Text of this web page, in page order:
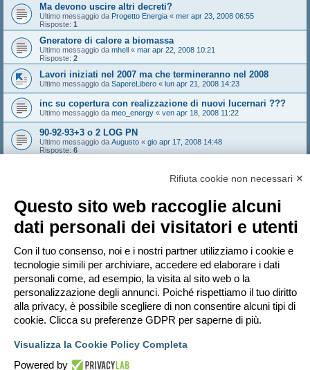
Ma devono uscire altri decreti?
Ultimo messaggio da Progetto Energia « mer apr 23, 2008 06:55
Risposte: 1
Gneratore di calore a biomassa
Ultimo messaggio da mhell « mar apr 22, 2008 10:21
Risposte: 2
Lavori iniziati nel 2007 ma che termineranno nel 2008
Ultimo messaggio da SapereLibero « lun apr 21, 2008 14:23
inc su copertura con realizzazione di nuovi lucernari ???
Ultimo messaggio da meo_energy « ven apr 18, 2008 11:22
90-92-93+3 o 2 LOG PN
Ultimo messaggio da Augusto « gio apr 17, 2008 14:48
Risposte: 6
mar apr 15, 2008 21:41
Bloccato
546 argomenti Pagina 1di11
1 2 3 4 5 … 11 Prossimo
Vai a
PERMESSI FORUM
Non puoiaprire nuovi argomenti
Non puoirispondere negli argomenti
Non puoi
modificare i tuoi messaggi
Non puoicancellare i tuoi messaggi
Rifiuta cookie non necessari ✕
Questo sito web raccoglie alcuni
dati personali dei visitatori e utenti
Con il tuo consenso, noi e i nostri partner utilizziamo i cookie e
tecnologie simili per archiviare, accedere ed elaborare i dati
personali come, ad esempio, la visita al sito web o la
personalizzazione degli annunci. Poiché rispettiamo il tuo diritto
alla privacy, è possibile scegliere di non consentire alcuni tipi di
cookie. Clicca su preferenze GDPR per saperne di più.
Visualizza la Cookie Policy Completa
Powered by